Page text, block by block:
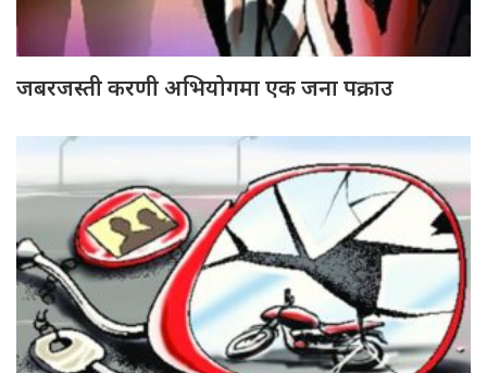
जबरजस्ती करणी अभियोगमा एक जना पक्राउ